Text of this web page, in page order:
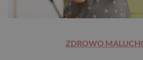
ZDROWO